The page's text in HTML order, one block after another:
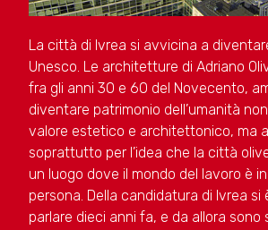
La città di Ivrea si avvicina a
Unesco. Le architetture di Adriano
fra gli anni 30 e 60 del Novecento,
diventare patrimonio dell’umanità
valore estetico e architettonico, ma
soprattutto per l’idea che la città
un luogo dove il mondo del lavoro è
persona. Della candidatura di Ivrea si
parlare dieci anni fa, e da allora sono